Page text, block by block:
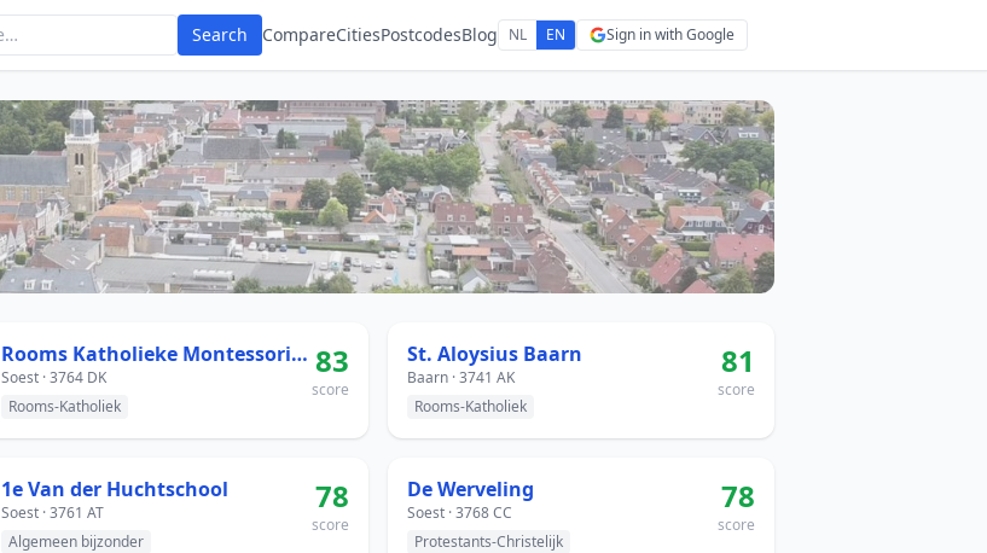
Search CompareCitiesPostcodesBlog NL EN Sign in with Google
Rooms Katholieke Montessori-School
Soest · 3764 DK
Rooms-Katholiek
83
score
St. Aloysius Baarn
Baarn · 3741 AK
Rooms-Katholiek
81
score
1e Van der Huchtschool
Soest · 3761 AT
Algemeen bijzonder
78
score
De Werveling
Soest · 3768 CC
Protestants-Christelijk
78
score